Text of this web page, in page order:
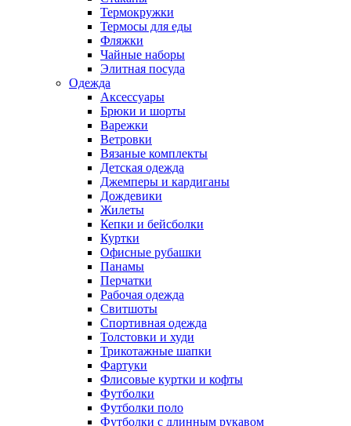
Термокружки
Термосы для еды
Фляжки
Чайные наборы
Элитная посуда
Одежда
Аксессуары
Брюки и шорты
Варежки
Ветровки
Вязаные комплекты
Детская одежда
Джемперы и кардиганы
Дождевики
Жилеты
Кепки и бейсболки
Куртки
Офисные рубашки
Панамы
Перчатки
Рабочая одежда
Свитшоты
Спортивная одежда
Толстовки и худи
Трикотажные шапки
Фартуки
Флисовые куртки и кофты
Футболки
Футболки поло
Футболки с длинным рукавом